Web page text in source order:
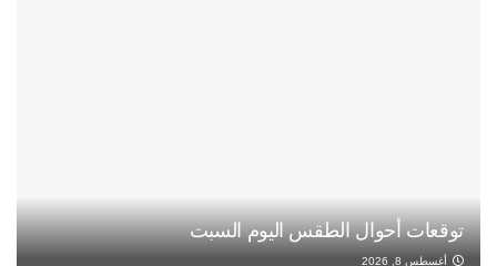
توقعات أحوال الطقس اليوم السبت
أغسطس 8, 2026